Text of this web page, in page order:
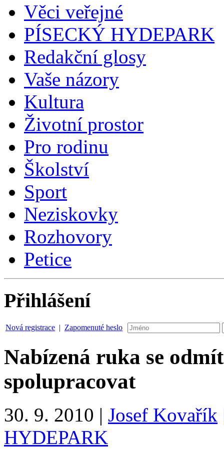
Věci veřejné
PÍSECKÝ HYDEPARK
Redakční glosy
Vaše názory
Kultura
Životní prostor
Pro rodinu
Školství
Sport
Neziskovky
Rozhovory
Petice
Přihlášení
Nová registrace | Zapomenuté heslo
Nabízená ruka se
spolupracovat
30. 9. 2010 | Josef Kovařík
HYDEPARK